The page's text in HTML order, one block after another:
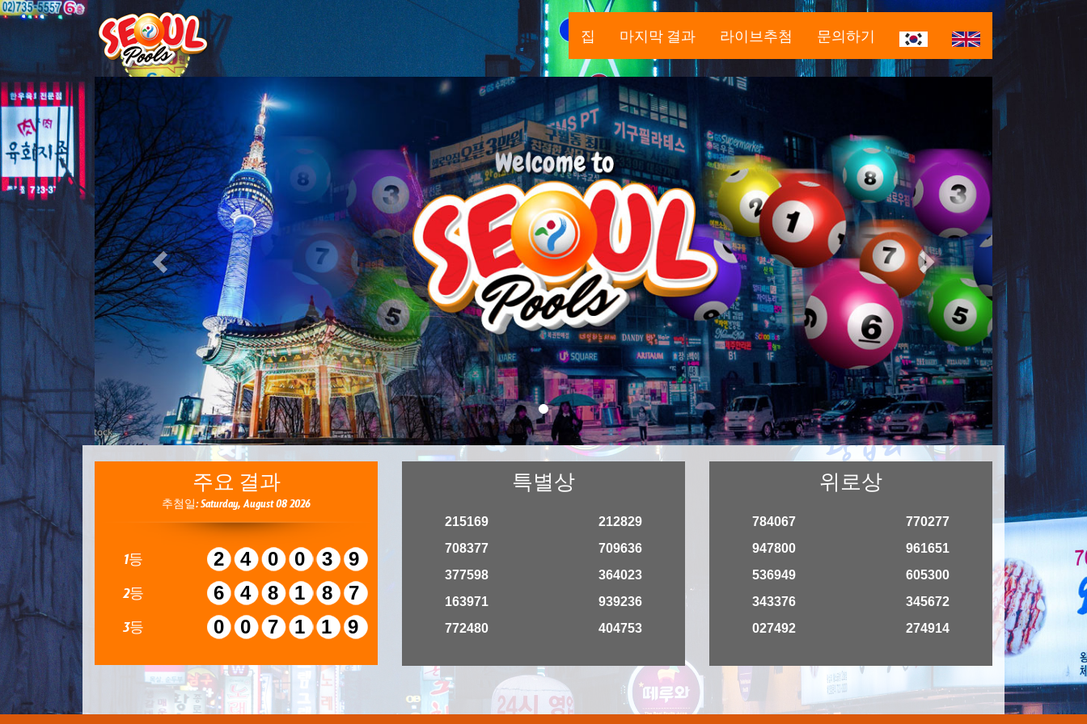
집 마지막 결과 라이브추첨 문의하기
Previous
주요 결과
추첨일: Saturday, August 08 2026
1등 240039
2등 648187
3등 007119
특별상
215169
708377
377598
163971
772480
212829
709636
364023
939236
404753
위로상
784067
947800
536949
343376
027492
770277
961651
605300
345672
274914